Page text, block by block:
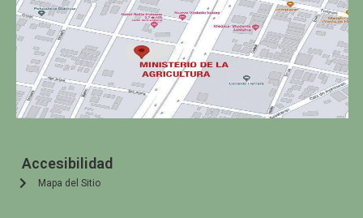
Accesibilidad
Mapa del Sitio